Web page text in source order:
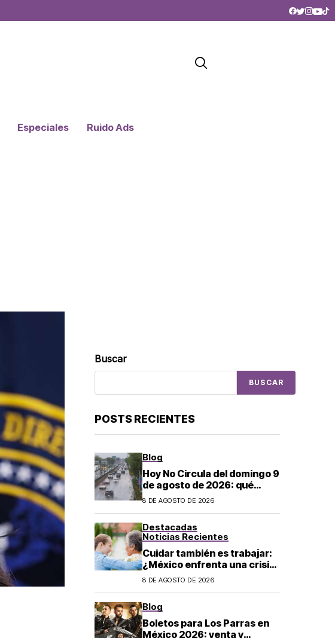
Especiales Ruido Ads
Buscar
BUSCAR
POSTS RECIENTES
Blog
Hoy No Circula del domingo 9
de agosto de 2026: qué
autos descansan y no
los horarios oficiales
8 DE AGOSTO DE 2026
Destacadas
Noticias Recientes
Cuidar también es trabajar:
¿México enfrenta una crisis
de cuidados?
8 DE AGOSTO DE 2026
Blog
Boletos para Los Parras en
México 2026: venta y